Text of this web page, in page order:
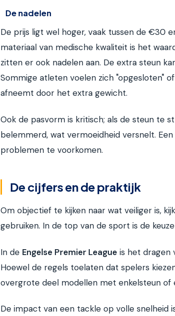
De nadelen
De prijs ligt wel hoger, vaak tussen de €30
materiaal van medische kwaliteit is het
zitten er ook nadelen aan. De extra steun
Sommige atleten voelen zich "opgesloten"
afneemt door het extra gewicht.
Ook de pasvorm is kritisch; als de steun te
belemmerd, wat vermoeidheid versnelt.
problemen te voorkomen.
De cijfers en de praktijk
Om objectief te kijken naar wat veiliger is,
gebruiken. In de top van de sport is de keuze
In de Engelse Premier League is het dragen
Hoewel de regels toelaten dat spelers
overgrote deel modellen met enkelsteun of
De impact van een tackle op volle snelheid